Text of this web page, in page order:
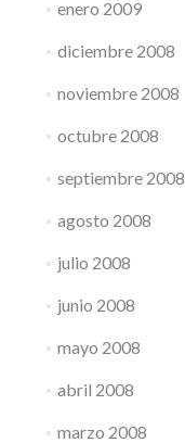
enero 2009
diciembre 2008
noviembre 2008
octubre 2008
septiembre 2008
agosto 2008
julio 2008
junio 2008
mayo 2008
abril 2008
marzo 2008